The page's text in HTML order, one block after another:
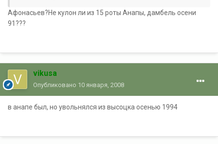
Афонасьев?Не кулон ли из 15 роты Анапы, дамбель осени
91???
vikusa
Опубликовано 10 января, 2008
в анапе был, но увольнялся из высоцка осенью 1994